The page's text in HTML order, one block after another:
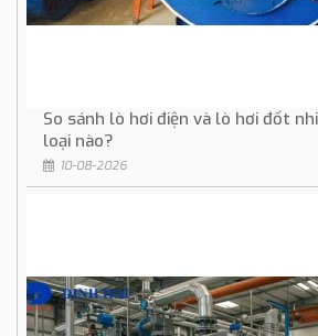
So sánh lò hơi điện và lò hơi đốt
loại nào?
10-08-2026